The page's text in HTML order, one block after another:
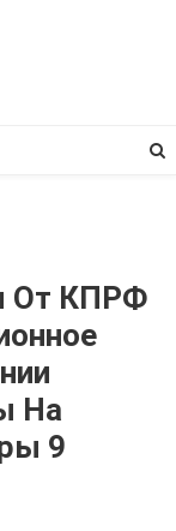
От КПРФ
На
9